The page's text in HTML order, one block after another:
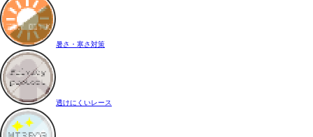
暑さ・寒さ対策
透けにくいレース